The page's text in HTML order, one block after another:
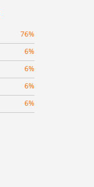
76%
6%
6%
6%
6%